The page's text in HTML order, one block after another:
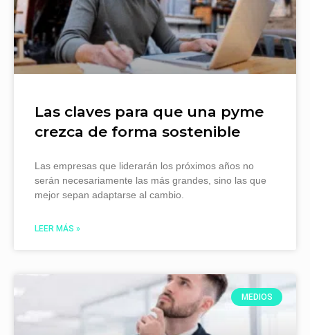
Las claves para que una pyme
crezca de forma sostenible
Las empresas que liderarán los próximos años no
serán necesariamente las más grandes, sino las que
mejor sepan adaptarse al cambio.
LEER MÁS »
MEDIOS